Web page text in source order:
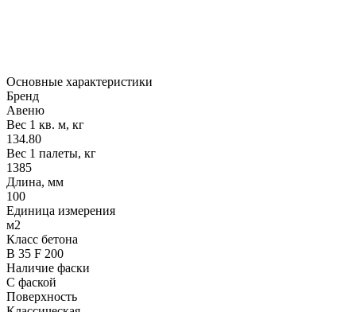
Основные характеристики
Бренд
Авеню
Вес 1 кв. м, кг
134.80
Вес 1 палеты, кг
1385
Длина, мм
100
Единица измерения
м2
Класс бетона
В 35 F 200
Наличие фаски
С фаской
Поверхность